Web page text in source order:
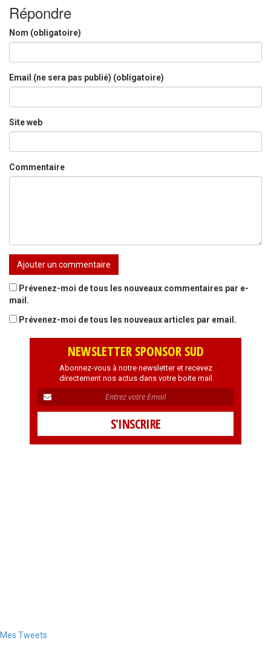
Twitter(ouvre
dans
une
nouvelle
fenêtre)
Facebook(ouvre
dans
une
nouvelle
fenêtre)
(ouvre
dans
une
nouvelle
fenêtre)
Répondre
Nom (obligatoire)
Email (ne sera pas publié) (obligatoire)
Site web
Commentaire
Prévenez-moi de tous les nouveaux commentaires par e-
mail.
Prévenez-moi de tous les nouveaux articles par email.
NEWSLETTER SPONSOR SUD
Abonnez-vous à notre newsletter et recevez
directement nos actus dans votre boite mail
Mes Tweets